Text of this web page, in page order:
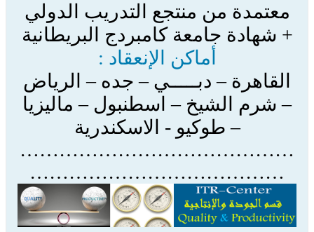
معتمدة من منتجع التدريب الدولي
+ شهادة جامعة كامبردج البريطانية
أماكن الإنعقاد :
القاهرة – دبـــــي – جده – الرياض
– شرم الشيخ – اسطنبول – ماليزيا
– طوكيو - الاسكندرية
……………………………………
…………………………………